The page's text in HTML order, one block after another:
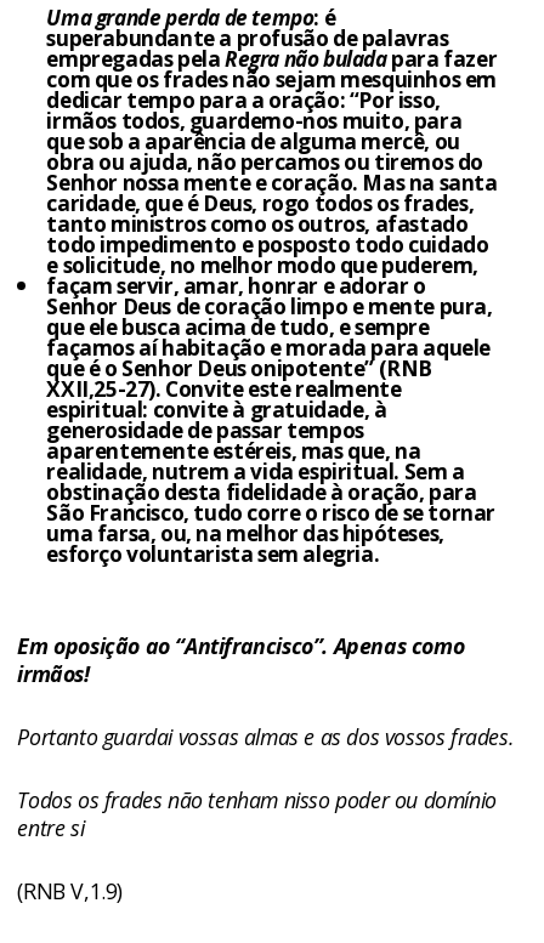
Uma grande perda de tempo: é
superabundante a profusão de palavras
empregadas pelaRegra não buladapara fazer
com que os frades não sejam mesquinhos em
dedicar tempo para a oração: “Por isso,
irmãos todos, guardemo-nos muito, para
que sob a aparência de alguma mercê, ou
obra ou ajuda, não percamos ou tiremos do
Senhor nossa mente e coração. Mas na santa
caridade, que é Deus, rogo todos os frades,
tanto ministros como os outros, afastado
todo impedimento e posposto todo cuidado
e solicitude, no melhor modo que puderem,
façam servir, amar, honrar e adorar o
Senhor Deus de coração limpo e mente pura,
que ele busca acima de tudo, e sempre
façamos aí habitação e morada para aquele
que é o Senhor Deus onipotente” (RNB
XXII,25-27). Convite este realmente
espiritual: convite à gratuidade, à
generosidade de passar tempos
aparentemente estéreis, mas que, na
realidade, nutrem a vida espiritual. Sem a
obstinação desta fidelidade à oração, para
São Francisco, tudo corre o risco de se tornar
uma farsa, ou, na melhor das hipóteses,
esforço voluntarista sem alegria.
Em oposição ao “Antifrancisco”. Apenas como
irmãos!
Portanto guardai vossas almas e as dos vossos frades.
Todos os frades não tenham nisso poder ou domínio
entre si
(RNB V,1.9)